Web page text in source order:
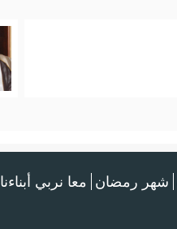
شهر رمضان معا نربي أبناءنا